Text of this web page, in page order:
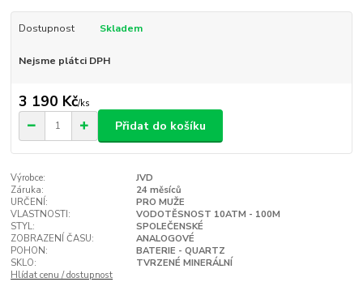
Dostupnost Skladem
Nejsme plátci DPH
3 190 Kč/ks
Přidat do košíku
Výrobce:
JVD
Záruka:
24 měsíců
URČENÍ:
PRO MUŽE
VLASTNOSTI:
VODOTĚSNOST 10ATM - 100M
STYL:
SPOLEČENSKÉ
ZOBRAZENÍ ČASU:
ANALOGOVÉ
POHON:
BATERIE - QUARTZ
SKLO:
TVRZENÉ MINERÁLNÍ
Hlídat cenu / dostupnost